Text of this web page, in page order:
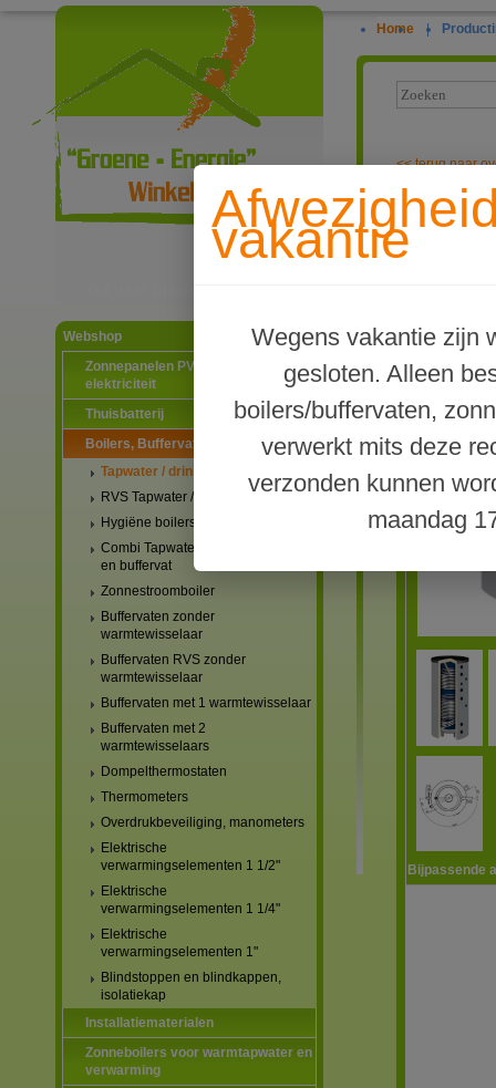
Webshop
Zonnepanelen PV-systemen
elektriciteit
Thuisbatterij
Boilers, Buffervaten en toebehoren
Tapwater / drinkwater boilers
RVS Tapwater / drinkwater boilers
Hygiëne boilers
Combi Tapwater/drinkwater boiler
en buffervat
Zonnestroomboiler
Buffervaten zonder
warmtewisselaar
Buffervaten RVS zonder
warmtewisselaar
Buffervaten met 1 warmtewisselaar
Buffervaten met 2
warmtewisselaars
Dompelthermostaten
Thermometers
Overdrukbeveiliging, manometers
Elektrische
verwarmingselementen 1 1/2"
Elektrische
verwarmingselementen 1 1/4"
Elektrische
verwarmingselementen 1"
Blindstoppen en blindkappen,
isolatiekap
Installatiematerialen
Zonneboilers voor warmtapwater en
verwarming
Home |
vakantie
Wegens vakantie zijn
gesloten. Alleen
boilers/buffervaten,
verwerkt mits deze
verzonden kunnen
maandag
<<terug naar
TWL
Bijpassende